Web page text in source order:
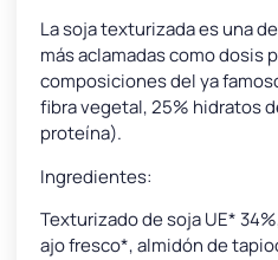
La soja texturizada es una
más aclamadas como dosis
composiciones del ya
fibra vegetal, 25% hidratos
proteína).
Ingredientes:
Texturizado de soja UE*
ajo fresco*, almidón de